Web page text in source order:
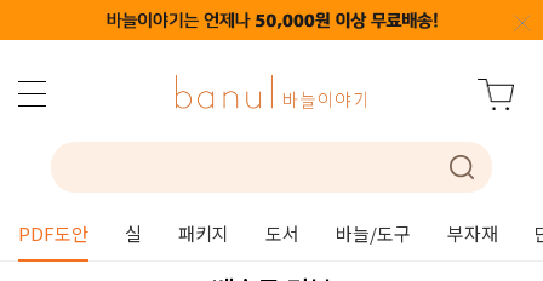
PDF도안 실 패키지 도서 바늘/도구 부자재